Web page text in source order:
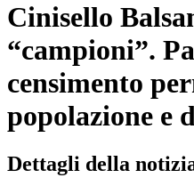
Cinisello
“campioni”.
censimento
popolazione e
Dettagli della